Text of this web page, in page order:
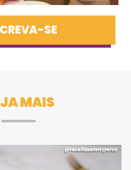
SE
MAIS